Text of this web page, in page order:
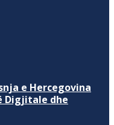
e Hercegovina
Digjitale dhe